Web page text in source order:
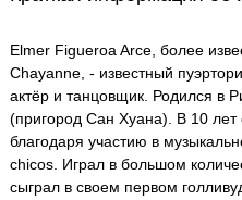
Elmer Figueroa Arce, более
Chayanne, - известный
актёр и танцовщик. Родился в
(пригород Сан Хуана). В 10 лет
благодаря участию в
chicos. Играл в большом
сыграл в своем первом